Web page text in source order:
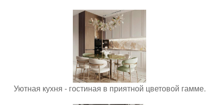
Уютная кухня - гостиная в приятной цветовой гамме.